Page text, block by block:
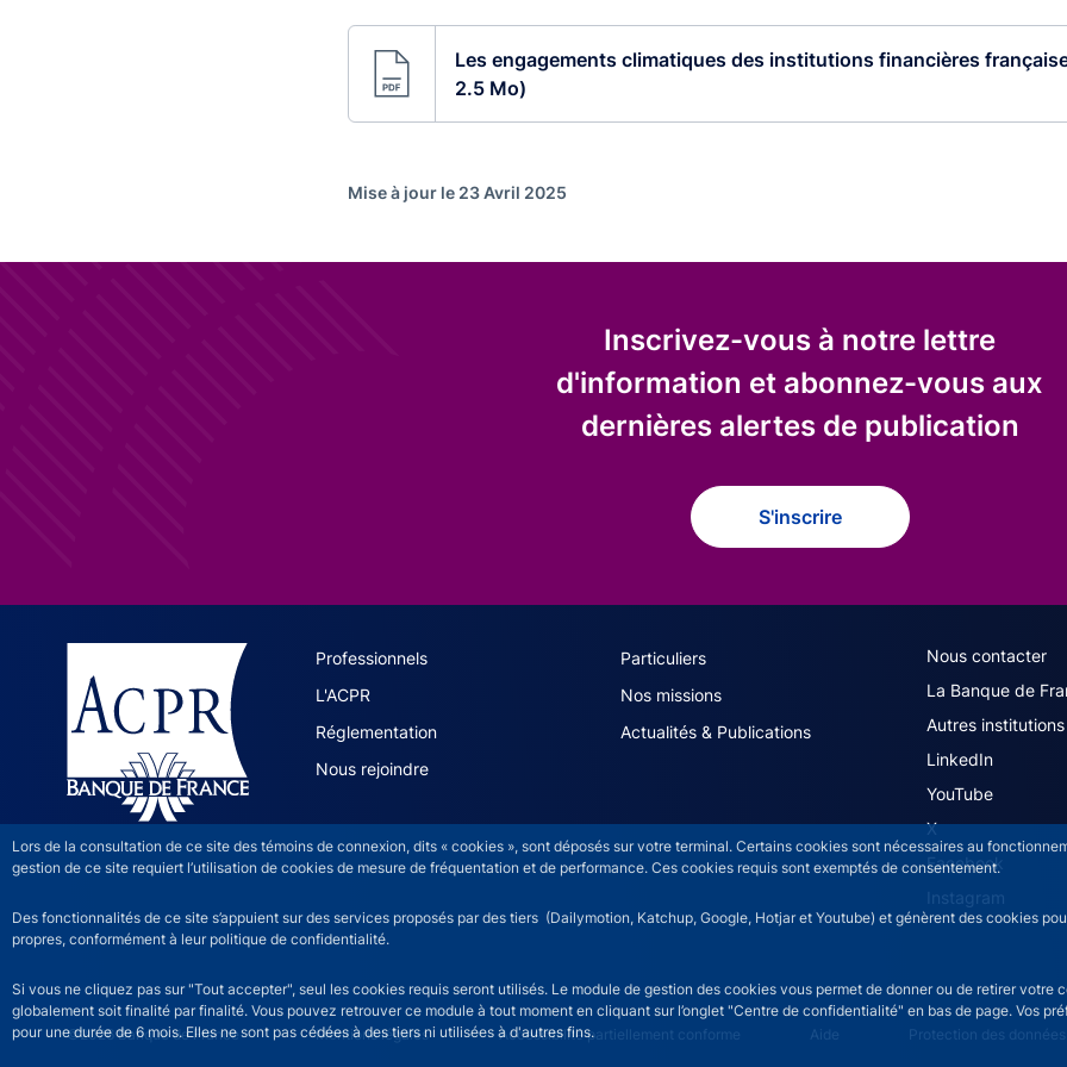
Lors de la consultation de ce site des témoins de connexion, dits « cookies », sont déposés sur votre terminal. Certains cookies sont nécessaires au
gestion de ce site requiert l’utilisation de cookies de mesure de fréquentation et de performance. Ces cookies requis sont exemptés de consentement.
Des fonctionnalités de ce site s’appuient sur des services proposés par des tiers (Dailymotion, Katchup, Google, Hotjar et Youtube) et génèrent des cookies
propres, conformément à leur politique de confidentialité.
Si vous ne cliquez pas sur "Tout accepter", seul les cookies requis seront utilisés. Le module de gestion des cookies vous permet de donner ou de retirer votre
globalement soit finalité par finalité. Vous pouvez retrouver ce module à tout moment en cliquant sur l’onglet "Centre de confidentialité" en bas de page. Vos
pour une durée de 6 mois. Elles ne sont pas cédées à des tiers ni utilisées à d'autres fins.
Les engagements climatiques des institutions financières
2.5 Mo)
Mise à jour le 23 Avril 2025
Inscrivez-vous à notre lettre
d'information et abonnez-vous aux
dernières alertes de publication
S'inscrire
ACPR site navigation (French)
Professionnels
Particuliers
L'ACPR
Nos missions
Réglementation
Actualités & Publications
Nous rejoindre
ACPR footer
Nous contacter
La Banque de
Autres institutions
LinkedIn
YouTube
X
Facebook
Instagram
©2026 Banque de France ACPR footer legal notice menu
Mentions légales Accessibilité partiellement conforme Aide Protection des